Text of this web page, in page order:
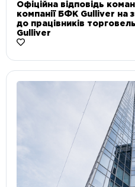
Офіційна відповідь
компанії БФК Gulliver на
до працівників
Gulliver